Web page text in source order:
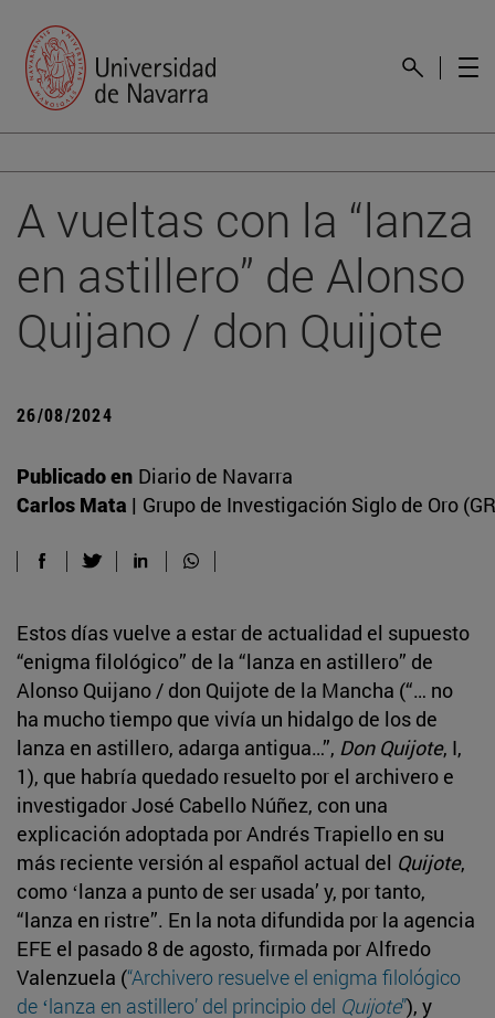
A vueltas con la “lanza
en astillero” de Alonso
Quijano / don Quijote
26/08/2024
Publicado en Diario de Navarra
Carlos Mata | Grupo de Investigación Siglo de Oro
Estos días vuelve a estar de actualidad el supuesto
“enigma filológico” de la “lanza en astillero” de
Alonso Quijano / don Quijote de la Mancha (“… no
ha mucho tiempo que vivía un hidalgo de los de
lanza en astillero, adarga antigua…”, Don Quijote, I,
1), que habría quedado resuelto por el archivero e
investigador José Cabello Núñez, con una
explicación adoptada por Andrés Trapiello en su
más reciente versión al español actual del Quijote,
como ʻlanza a punto de ser usadaʼ y, por tanto,
“lanza en ristre”. En la nota difundida por la agencia
EFE el pasado 8 de agosto, firmada por Alfredo
Valenzuela (“Archivero resuelve el enigma filológico
de ʻlanza en astilleroʼ del principio del Quijote”), y